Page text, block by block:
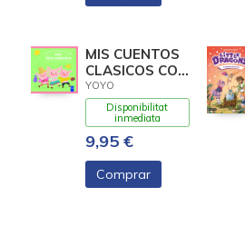
MIS CUENTOS
CLASICOS CON
TEXTURAS.
LOS TRES
CERDIT
YOYO
Disponibilitat
inmediata
9,95 €
Comprar